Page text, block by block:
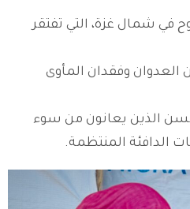
في شمال غزة، التي تفتقر
العدوان وفقدان المأوى
السن الذين يعانون من سوء
الدافئة المنتظمة.